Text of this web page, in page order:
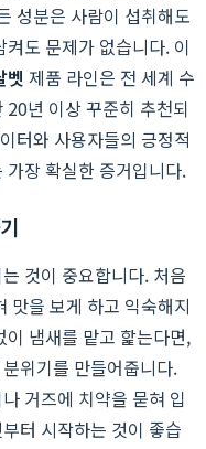
성분은 사람이 섭취해도
도 문제가 없습니다. 이
벳 제품 라인은 전 세계 수
년 이상 꾸준히 추천되
터와 사용자들의 긍정적
장 확실한 증거입니다.
것이 중요합니다. 처음
맛을 보게 하고 익숙해지
냄새를 맡고 핥는다면,
위기를 만들어줍니다.
거즈에 치약을 묻혀 입
터 시작하는 것이 좋습